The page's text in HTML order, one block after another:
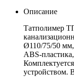
Описание
Татполимер
Ø110/75/50
ABS-
устройством.